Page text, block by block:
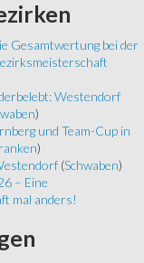
Gesamtwertung bei der
Westendorf
)
und Team-Cup in
)
(Schwaben)
– Eine
mal anders!